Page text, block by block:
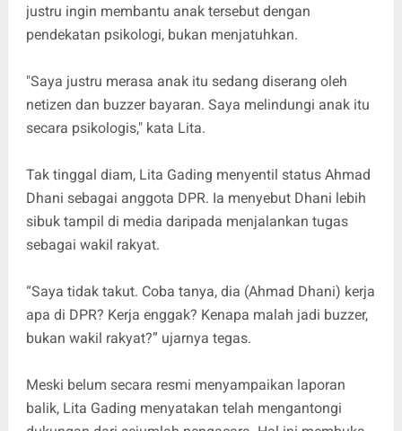
justru ingin membantu anak tersebut dengan
pendekatan psikologi, bukan menjatuhkan.
"Saya justru merasa anak itu sedang diserang oleh
netizen dan buzzer bayaran. Saya melindungi anak itu
secara psikologis," kata Lita.
Tak tinggal diam, Lita Gading menyentil status Ahmad
Dhani sebagai anggota DPR. Ia menyebut Dhani lebih
sibuk tampil di media daripada menjalankan tugas
sebagai wakil rakyat.
“Saya tidak takut. Coba tanya, dia (Ahmad Dhani) kerja
apa di DPR? Kerja enggak? Kenapa malah jadi buzzer,
bukan wakil rakyat?” ujarnya tegas.
Meski belum secara resmi menyampaikan laporan
balik, Lita Gading menyatakan telah mengantongi